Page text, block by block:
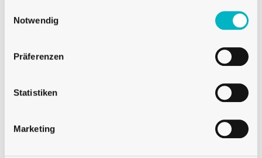
Notwendig
Präferenzen
Statistiken
Marketing
Die Rosé-Flasche mit Digitaldruck auf einer durchsichtigen Flasche